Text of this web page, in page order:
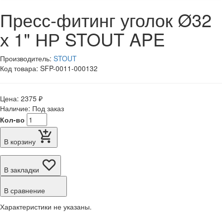
Пресс-фитинг уголок Ø32
х 1" НР STOUT APE
Производитель: STOUT
Код товара: SFP-0011-000132
Цена: 2375 ₽
Наличие: Под заказ
Кол-во
В корзину
В закладки
В сравнение
Характеристики не указаны.